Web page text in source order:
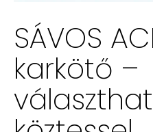
SÁVOS
karkötő –